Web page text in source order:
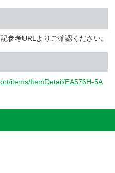
参考URLよりご確認ください。
items/ItemDetail/EA576H-5A